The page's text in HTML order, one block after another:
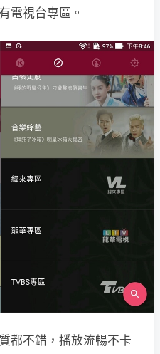
電視台專區。
都不錯，播放流暢不卡